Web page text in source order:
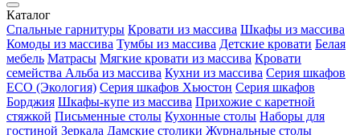
Каталог
Спальные гарнитуры Кровати из массива Шкафы из массива
Комоды из массива Тумбы из массива Детские кровати Белая
мебель Матрасы Мягкие кровати из массива Кровати
семейства Альба из массива Кухни из массива Серия шкафов
ECO (Экология) Серия шкафов Хьюстон Серия шкафов
Борджия Шкафы-купе из массива Прихожие с каретной
стяжкой Письменные столы Кухонные столы Наборы для
гостиной Зеркала Дамские столики Журнальные столы